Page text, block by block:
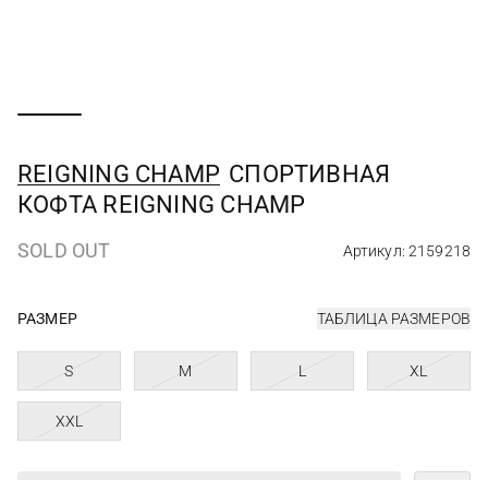
REIGNING CHAMP СПОРТИВНАЯ
КОФТА REIGNING CHAMP
SOLD OUT Артикул: 2159218
РАЗМЕР ТАБЛИЦА РАЗМЕРОВ
S M L XL
XXL